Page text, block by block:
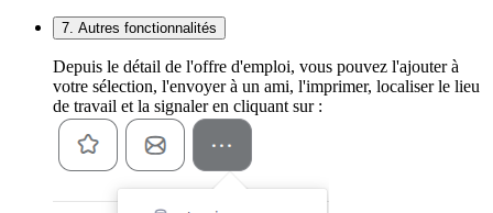
7. Autres fonctionnalités
Depuis le détail de l'offre d'emploi, vous pouvez l'ajouter à
votre sélection, l'envoyer à un ami, l'imprimer, localiser le lieu
de travail et la signaler en cliquant sur :